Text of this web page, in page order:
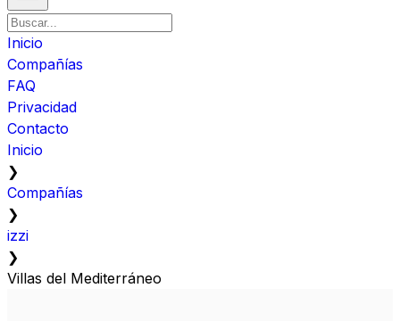
Inicio
Compañías
FAQ
Privacidad
Contacto
Inicio
❯
Compañías
❯
izzi
❯
Villas del Mediterráneo